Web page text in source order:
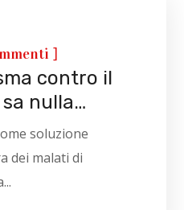
]
contro il
nulla…
soluzione
dei malati di